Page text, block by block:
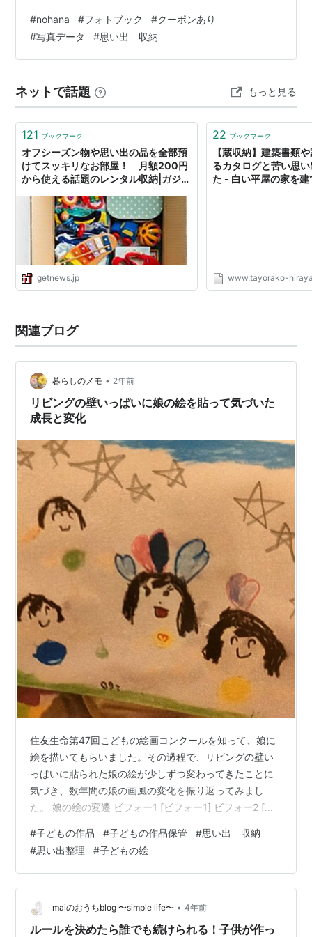
ない！ 子どもの作品まとめ 世界に１つだけの絵本 断捨
離中に… アメリカ在住の方にもおすすめ！ コスパが良
い！ お得な紹介コード どんなフォトブックを作る？ 例
体例をあげておきます(^_^)/ ○子どもの成長記録…日々目
まぐるしい子ども…
#nohana #フォトブック #クーポンあり
#写真データ #思い出 収納
ネットで話題 もっと見る
121 ブックマーク
オフシーズン物や思い出の品を全部預
けてスッキリなお部屋！ 月額200円
から使える話題のレンタル収納|ガジェ
getnews.jp
22 ブックマーク
【蔵収納】建築書類
るカタログと苦い思
た - 白い平屋の家を
www.tayorako-
関連ブログ
暮らしのメモ • 2年前
リビングの壁いっぱいに娘の絵を貼って気づいた
成長と変化
住友生命第47回こどもの絵画コンクールを知って、娘に
絵を描いてもらいました。その過程で、リビングの壁い
っぱいに貼られた娘の絵が少しずつ変わってきたことに
気づき、数年間の娘の画風の変化を振り返ってみまし
た。 娘の絵の変遷 ビフォー1 [ビフォー1] ビフォー2 [ビ
ハートをいくつも描いていました。笑 アフター1 [アフタ
ー1] アフター2 [アフター2]最近の絵ではハートがなくな
り、頭頂部の髪の薄さが際立っています。笑特に注目し
ていなかった絵の変化ですが、こうして見比べると、特
徴的な絵の変化がはっきりとわかります。描くときは、
一気に数枚描いて…
#子どもの作品 #子どもの作品保管 #思い出 収納
#思い出整理 #子どもの絵
maiのおうちblog 〜simple life〜 • 4年前
ルールを決めたら誰でも続けられる！子供が作っ